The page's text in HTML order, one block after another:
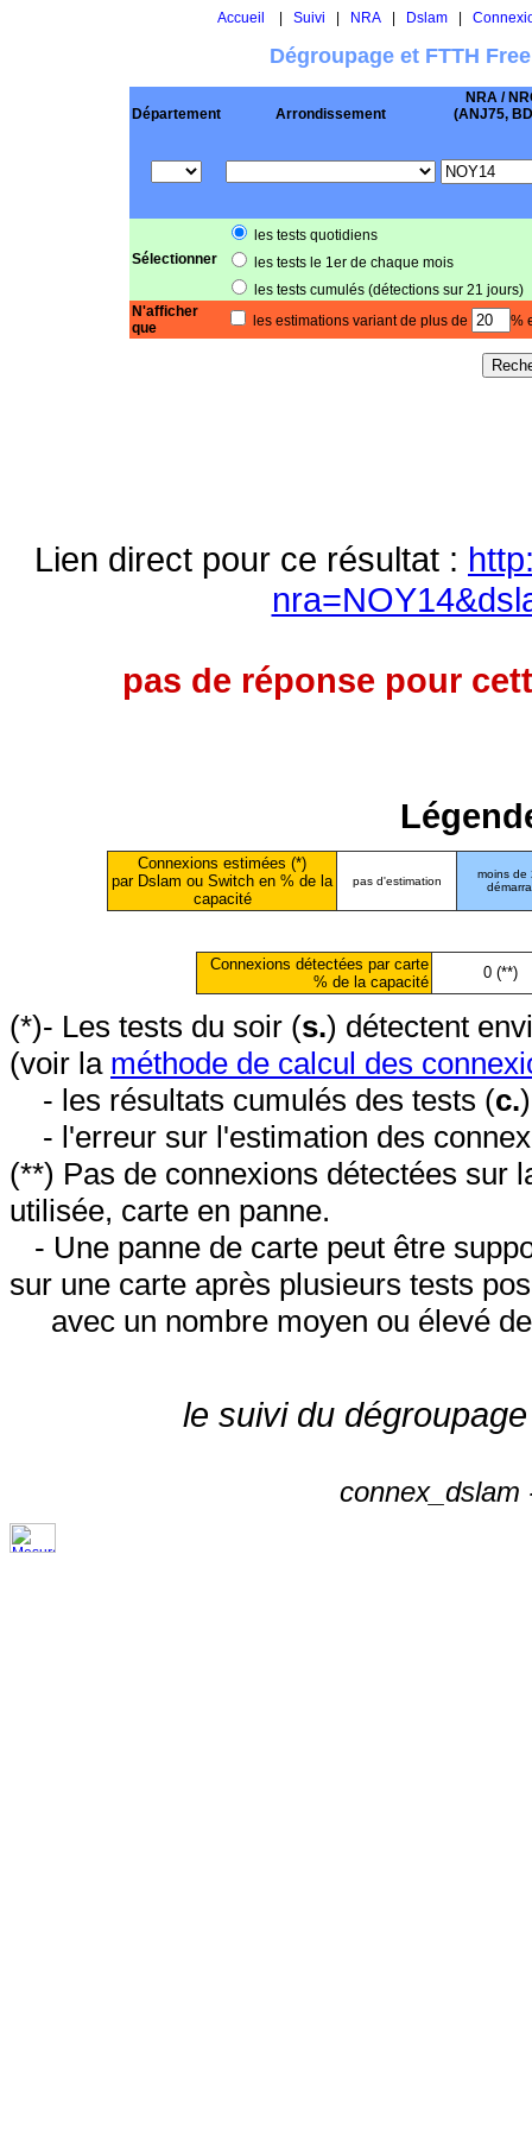
Accueil Suivi NRA| Dslam|
Dégroupage et FTTH
Département Arrondissement
NRA /
(ANJ75,
Sélectionner
les tests quotidiens
les tests le 1er de chaque mois
les tests cumulés (détections sur 21 jours)
N'afficher
que
les estimations variant de plus de %
Lien direct pour ce résultat :
pas de réponse pour
Connexions estimées (*)
par Dslam ou Switch en % de la
capacité
pas d'estimation
moins de
Connexions détectées par carte
% de la capacité
0 (**)
(*)- Les tests du soir (s.) détectent
(voir la méthode de calcul des
- les résultats cumulés des tests (c.
- l'erreur sur l'estimation des
(**) Pas de connexions détectées sur
utilisée, carte en panne.
- Une panne de carte peut être
sur une carte après plusieurs tests
avec un nombre moyen ou élevé
le suivi du
connex_dslam